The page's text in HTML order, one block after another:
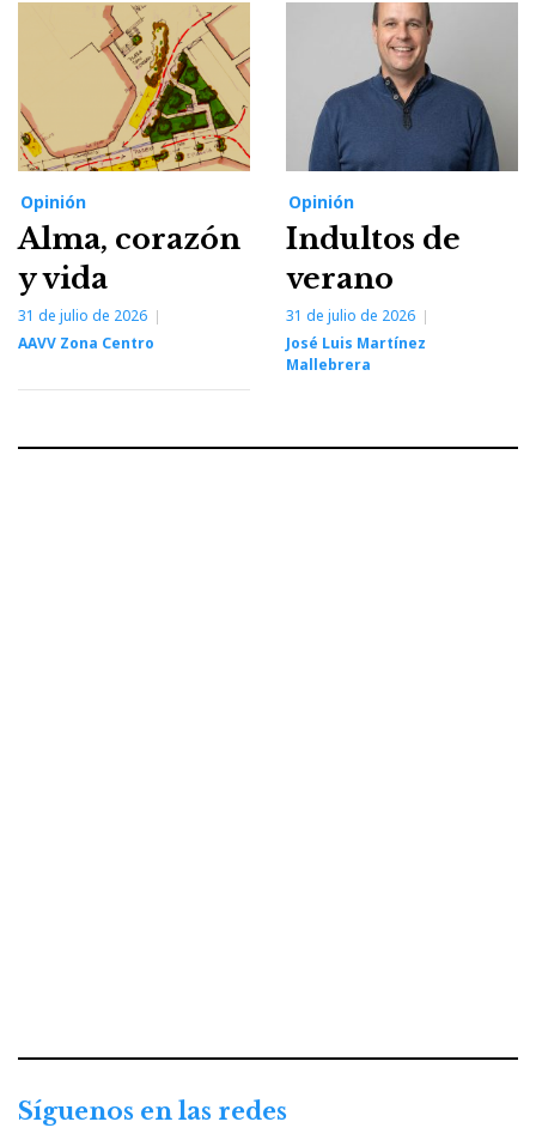
Opinión
Alma, corazón
y vida
31 de julio de 2026
AAVV Zona Centro
Opinión
Indultos de
verano
31 de julio de 2026
José Luis Martínez
Mallebrera
Síguenos en las redes